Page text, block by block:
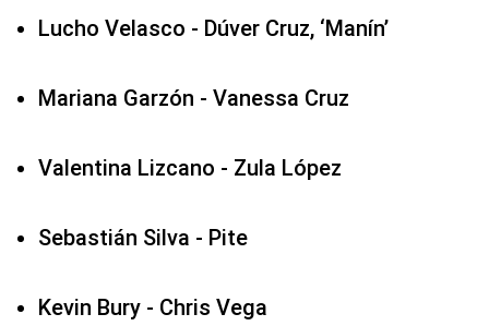
Lucho Velasco - Dúver Cruz, ‘Manín’
Mariana Garzón - Vanessa Cruz
Valentina Lizcano - Zula López
Sebastián Silva - Pite
Kevin Bury - Chris Vega